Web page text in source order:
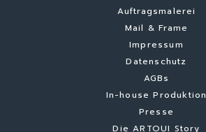
Auftragsmalerei
Mail & Frame
Impressum
Datenschutz
AGBs
In-house Produktion
Presse
Die ARTOUI Story